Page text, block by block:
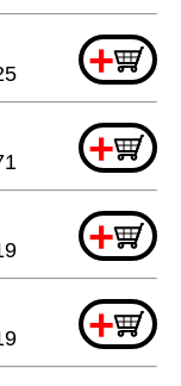
+
+
+
+